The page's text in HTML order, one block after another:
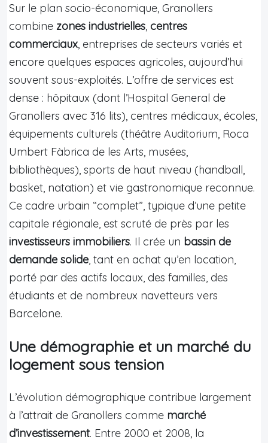
Sur le plan socio-économique, Granollers
combine zones industrielles, centres
commerciaux, entreprises de secteurs variés et
encore quelques espaces agricoles, aujourd’hui
souvent sous-exploités. L’offre de services est
dense : hôpitaux (dont l’Hospital General de
Granollers avec 316 lits), centres médicaux, écoles,
équipements culturels (théâtre Auditorium, Roca
Umbert Fàbrica de les Arts, musées,
bibliothèques), sports de haut niveau (handball,
basket, natation) et vie gastronomique reconnue.
Ce cadre urbain “complet”, typique d’une petite
capitale régionale, est scruté de près par les
investisseurs immobiliers. Il crée un bassin de
demande solide, tant en achat qu’en location,
porté par des actifs locaux, des familles, des
étudiants et de nombreux navetteurs vers
Barcelone.
Une démographie et un marché du
logement sous tension
L’évolution démographique contribue largement
à l’attrait de Granollers comme marché
d’investissement. Entre 2000 et 2008, la